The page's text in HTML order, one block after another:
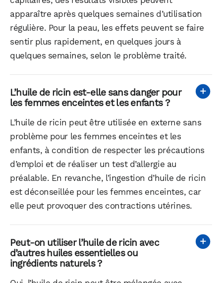
apparaître après quelques semaines d’utilisation
régulière. Pour la peau, les effets peuvent se faire
sentir plus rapidement, en quelques jours à
quelques semaines, selon le problème traité.
L’huile de ricin est-elle sans danger pour
les femmes enceintes et les enfants ?
L’huile de ricin peut être utilisée en externe sans
problème pour les femmes enceintes et les
enfants, à condition de respecter les précautions
d’emploi et de réaliser un test d’allergie au
préalable. En revanche, l’ingestion d’huile de ricin
est déconseillée pour les femmes enceintes, car
elle peut provoquer des contractions utérines.
Peut-on utiliser l’huile de ricin avec
d’autres huiles essentielles ou
ingrédients naturels ?